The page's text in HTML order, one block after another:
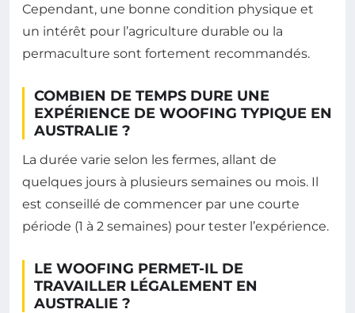
Cependant, une bonne condition physique et
un intérêt pour l’agriculture durable ou la
permaculture sont fortement recommandés.
COMBIEN DE TEMPS DURE UNE
EXPÉRIENCE DE WOOFING TYPIQUE EN
AUSTRALIE ?
La durée varie selon les fermes, allant de
quelques jours à plusieurs semaines ou mois. Il
est conseillé de commencer par une courte
période (1 à 2 semaines) pour tester l’expérience.
LE WOOFING PERMET-IL DE
TRAVAILLER LÉGALEMENT EN
AUSTRALIE ?